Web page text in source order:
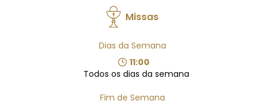
Missas
Dias da Semana
11:00
Todos os dias da semana
Fim de Semana